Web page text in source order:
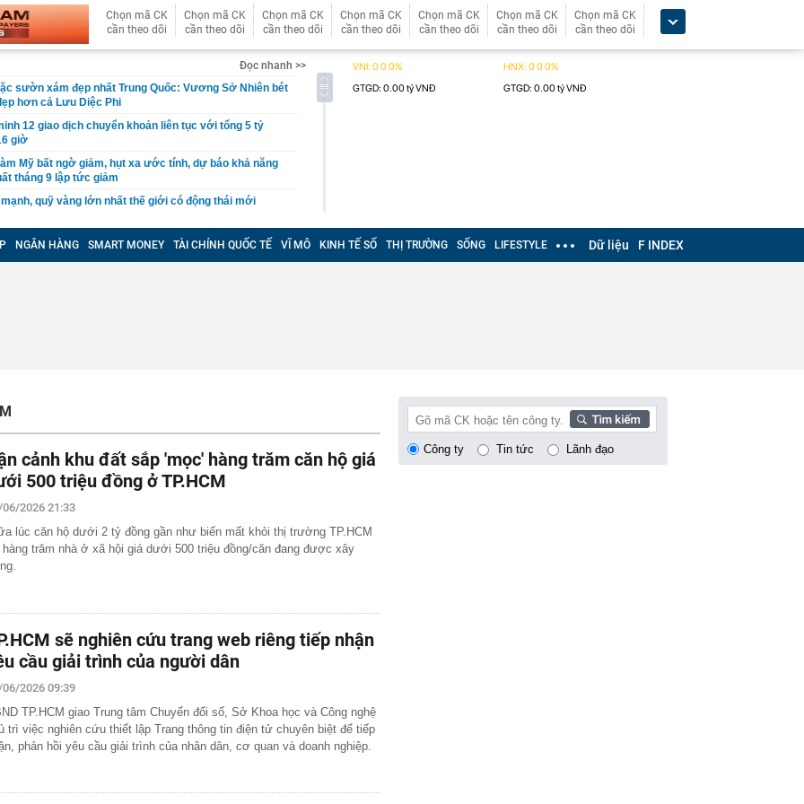
Chọn mã CK
cần theo dõi
Chọn mã CK
cần theo dõi
Chọn mã CK
cần theo dõi
Chọn mã CK
cần theo dõi
Chọn mã CK
cần theo dõi
Chọn mã CK
cần theo dõi
Chọn mã CK
cần theo dõi
Đọc nhanh >>
sườn xám đẹp nhất Trung Quốc: Vương Sở Nhiên bét
hơn cả Lưu Diệc Phi
12 giao dịch chuyển khoản liên tục với tổng 5 tỷ
giờ
Mỹ bất ngờ giảm, hụt xa ước tính, dự báo khả năng
tháng 9 lập tức giảm
quỹ vàng lớn nhất thế giới có động thái mới
giấy tờ người dân cần sớm tích hợp vào VNeID để
lợi
tăng cao hơn vàng miếng
báo: “Tiền đang nằm trong tài khoản của công ty bảo
(V68) báo lãi tăng 200% trước thềm đưa cổ phiếu lên
SH, xe tay ga Ý Lambretta J200 lộ diện sở hữu
giật cấp 8 trên Vịnh Bắc Bộ, nhiều vùng biển sóng
báo tin vui
cá cần bỏ ngay
nhà, người dân bất ngờ thấy cảnh tượng "nổi da gà",
xem
xới cơm lại có những chấm tròn? Hơn 90% người
hết công dụng
đôi cùng tốt nghiệp Xuất sắc Đại học Ngoại ngữ
NGÂN HÀNG SMART MONEY TÀI CHÍNH QUỐC TẾ VĨ MÔ KINH TẾ SỐ THỊ TRƯỜNG SỐNG LIFESTYLE Dữ liệu F INDEX
cảnh khu đất sắp 'mọc' hàng trăm căn hộ giá
500 triệu đồng ở TP.HCM
2026 21:33
lúc căn hộ dưới 2 tỷ đồng gần như biến mất khỏi thị trường TP.HCM
trăm nhà ở xã hội giá dưới 500 triệu đồng/căn đang được xây
sẽ nghiên cứu trang web riêng tiếp nhận
cầu giải trình của người dân
2026 09:39
TP.HCM giao Trung tâm Chuyển đổi số, Sở Khoa học và Công nghệ
trì việc nghiên cứu thiết lập Trang thông tin điện tử chuyên biệt để tiếp
phản hồi yêu cầu giải trình của nhân dân, cơ quan và doanh nghiệp.
Công ty Tin tức Lãnh đạo